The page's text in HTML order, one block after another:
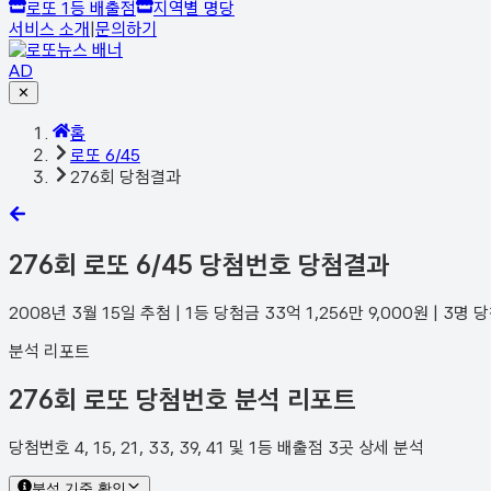
로또 1등 배출점
지역별 명당
서비스 소개|문의하기
AD
✕
홈
로또 6/45
276회 당첨결과
276회 로또 6/45 당첨번호 당첨결과
2008년 3월 15일 추첨 | 1등 당첨금 33억 1,256만 9,000원 | 3명
분석 리포트
276회 로또 당첨번호 분석 리포트
당첨번호 4, 15, 21, 33, 39, 41 및 1등 배출점 3곳 상세 분석